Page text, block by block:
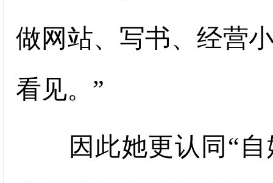
做网站、写书、经营
看见。”
因此她更认同“自